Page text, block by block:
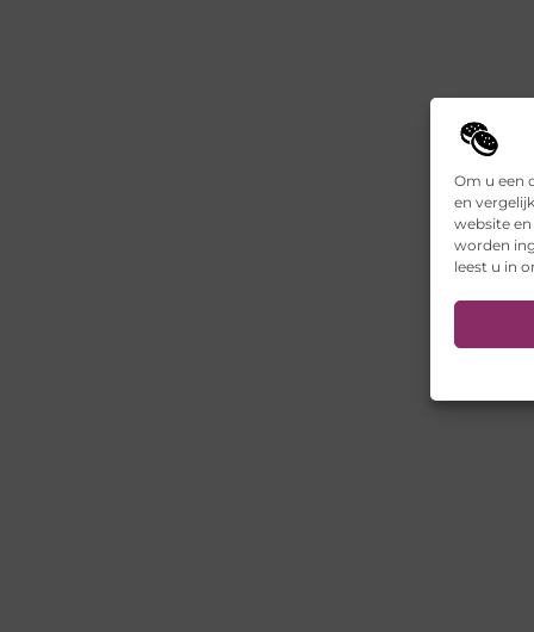
Om u een
en
website
worden
leest u in